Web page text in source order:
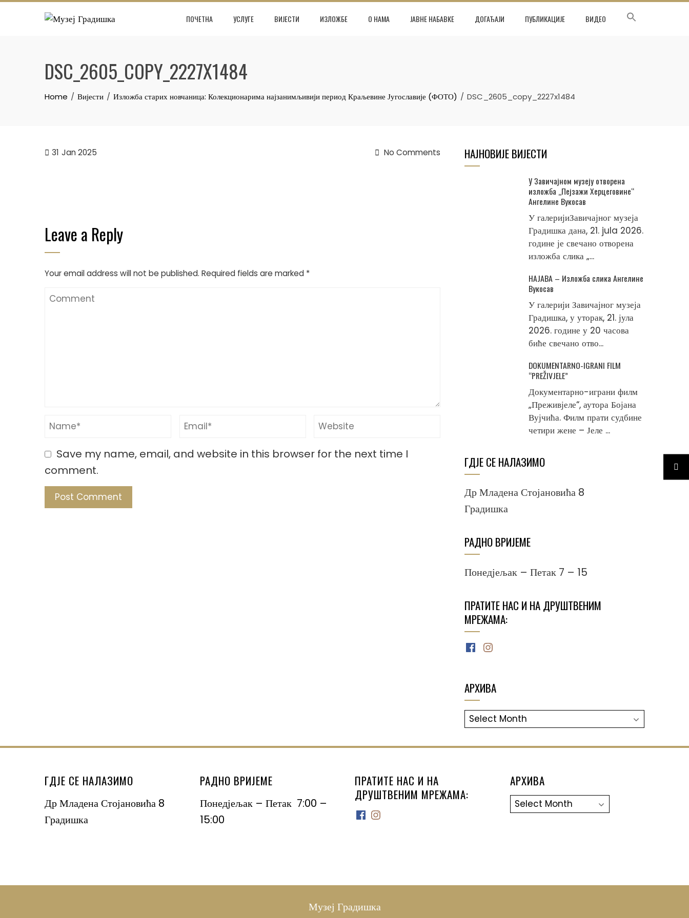
Skip
ПОЧЕТНА УСЛУГЕ ВИЈЕСТИ ИЗЛОЖБЕ О НАМА ЈАВНЕ НАБАВКЕ ДОГАЂАЈИ ПУБЛИКАЦИЈЕ ВИДЕО
DSC_2605_COPY_2227X1484
Home Вијести Изложба старих новчаница: Колекционарима најзанимљивији период Краљевине Југославије (ФОТО) DSC_2605_copy_2227x1484
31 Jan 2025 No Comments
Leave a Reply
Your email address will not be published. Required fields are marked *
Save my name, email, and website in this browser for the next time I
comment.
НАЈНОВИЈЕ ВИЈЕСТИ
У Завичајном музеју отворена
изложба „Пејзажи Херцеговине“
Ангелине Вукосав
У галеријиЗавичајног музеја
Градишка дана, 21. jula 2026.
године је свечано отворена
изложба слика „...
НАЈАВА – Изложба слика Ангелине
Вукосав
У галерији Завичајног музеја
Градишка, у уторак, 21. јула
2026. године у 20 часова
биће свечано отво...
DOKUMENTARNO-IGRANI FILM
“PREŽIVJELE”
Документарно-играни филм
„Преживјеле“, аутора Бојана
Вујчића. Филм прати судбине
четири жене – Јеле ...
ГДЈЕ СЕ НАЛАЗИМО
Др Младена Стојановића 8
Градишка
РАДНО ВРИЈЕМЕ
Понедјељак – Петак 7 – 15
ПРАТИТЕ НАС И НА ДРУШТВЕНИМ
МРЕЖАМА:
Facebook
Instagram
АРХИВА
АРХИВА
ГДЈЕ СЕ НАЛАЗИМО
Др Младена Стојановића 8
Градишка
РАДНО ВРИЈЕМЕ
Понедјељак – Петак 7:00 –
15:00
ПРАТИТЕ НАС И НА
ДРУШТВЕНИМ МРЕЖАМА:
Facebook
Instagram
АРХИВА
Архива
Музеј Градишка